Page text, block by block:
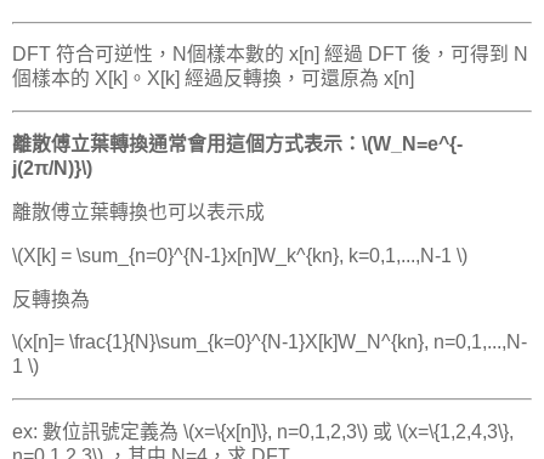
DFT 符合可逆性，N個樣本數的 x[n] 經過 DFT 後，可得到 N
個樣本的 X[k]。X[k] 經過反轉換，可還原為 x[n]
離散傅立葉轉換通常會用這個方式表示：\(W_N=e^{-
j(2π/N)}\)
離散傅立葉轉換也可以表示成
\(X[k] = \sum_{n=0}^{N-1}x[n]W_k^{kn}, k=0,1,...,N-1 \)
反轉換為
\(x[n]= \frac{1}{N}\sum_{k=0}^{N-1}X[k]W_N^{kn}, n=0,1,...,N-
1 \)
ex: 數位訊號定義為 \(x=\{x[n]\}, n=0,1,2,3\) 或 \(x=\{1,2,4,3\},